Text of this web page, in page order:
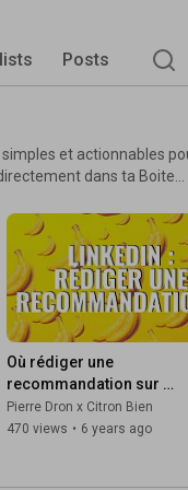
Posts
Où rédiger une
recommandation sur
LinkedIn ? un TuTo Bene
pour ta Marque trop BIEN
Pierre Dron x Citron Bien
470 views • 6 years ago